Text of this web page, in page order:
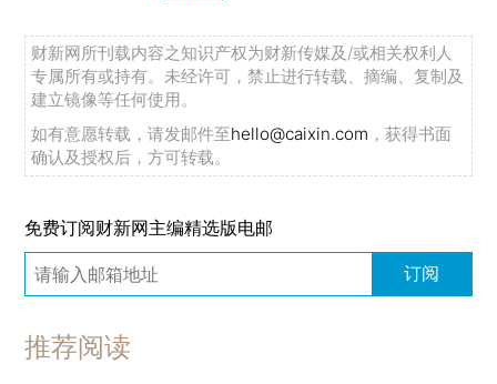
人保寿险挂牌转让旗下保险中介 底价仅1元
引导新能源商用车险降价 重庆给予险企10%补贴激励
无锡允许外卖员骑电摩 能否成为禁摩城市政策优化方向？
中信里昂：外资流出新兴市场股票规模创疫情后新高
韩国宣布“三大超级项目” 大力推进AI和半导体国家战略
财新网所刊载内容之知识产权为财新传媒及/或相关权利人
专属所有或持有。未经许可，禁止进行转载、摘编、复制及
建立镜像等任何使用。
如有意愿转载，请发邮件至hello@caixin.com ，获得书面
确认及授权后，方可转载。
免费订阅财新网主编精选版电邮
订阅
推荐阅读